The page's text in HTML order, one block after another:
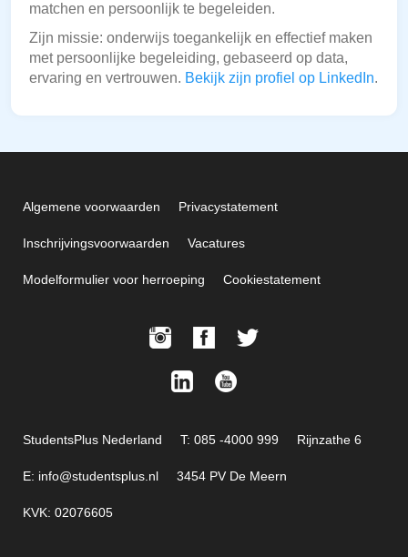
matchen en persoonlijk te begeleiden.
Zijn missie: onderwijs toegankelijk en effectief maken
met persoonlijke begeleiding, gebaseerd op data,
ervaring en vertrouwen. Bekijk zijn profiel op LinkedIn.
Algemene voorwaarden Privacystatement
Inschrijvingsvoorwaarden Vacatures
Modelformulier voor herroeping Cookiestatement
StudentsPlus Nederland T: 085 -4000 999 Rijnzathe 6
E: info@studentsplus.nl 3454 PV De Meern
KVK: 02076605